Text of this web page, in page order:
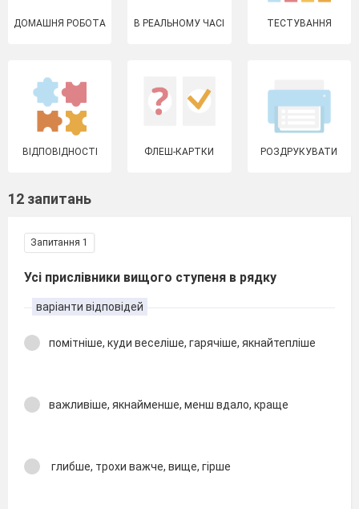
ДОМАШНЯ РОБОТА В РЕАЛЬНОМУ ЧАСІ ТЕСТУВАННЯ
ВІДПОВІДНОСТІ ФЛЕШ-КАРТКИ РОЗДРУКУВАТИ
12 запитань
Запитання 1
Усі прислівники вищого ступеня в рядку
варіанти відповідей
помітніше, куди веселіше, гарячіше, якнайтепліше
важливіше, якнайменше, менш вдало, краще
глибше, трохи важче, вище, гірше